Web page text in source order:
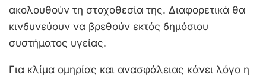
ακολουθούν τη στοχοθεσία της. Διαφορετικά θα
κινδυνεύουν να βρεθούν εκτός δημόσιου
συστήματος υγείας.
Για κλίμα ομηρίας και ανασφάλειας κάνει λόγο η